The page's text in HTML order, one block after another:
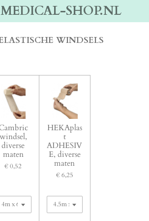
SHOP.NL
WINDSELS
windsel,
diverse
maten
€ 0,52
HEKAplas
t
ADHESIV
E, diverse
maten
€ 6,25